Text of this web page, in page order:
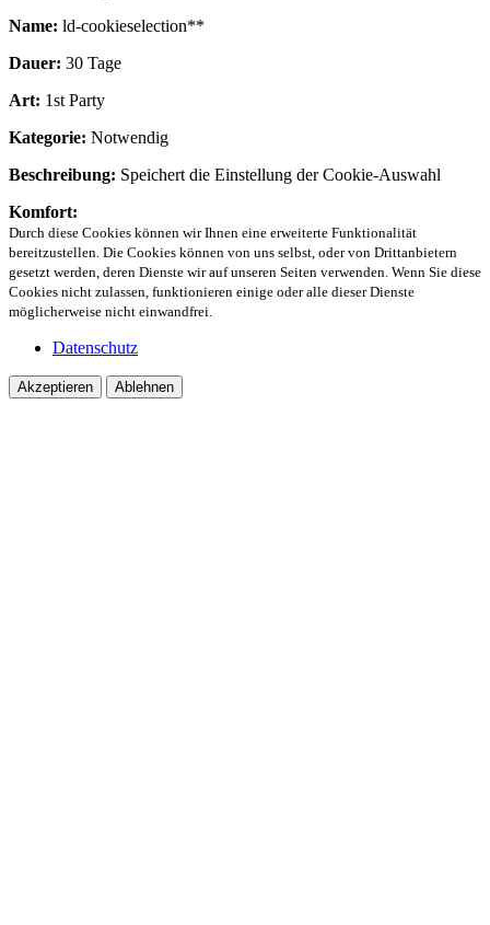
Name: ld-cookieselection**
Dauer: 30 Tage
Art: 1st Party
Kategorie: Notwendig
Beschreibung: Speichert die Einstellung der Cookie-Auswahl
Komfort:
Durch diese Cookies können wir Ihnen eine erweiterte Funktionalität
bereitzustellen. Die Cookies können von uns selbst, oder von Drittanbietern
gesetzt werden, deren Dienste wir auf unseren Seiten verwenden. Wenn Sie diese
Cookies nicht zulassen, funktionieren einige oder alle dieser Dienste
möglicherweise nicht einwandfrei.
Datenschutz
Akzeptieren Ablehnen